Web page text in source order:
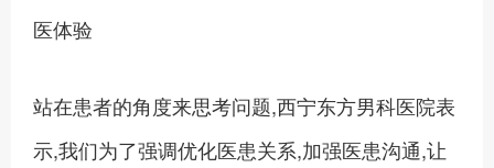
医体验
站在患者的角度来思考问题,西宁东方男科医院表
示,我们为了强调优化医患关系,加强医患沟通,让